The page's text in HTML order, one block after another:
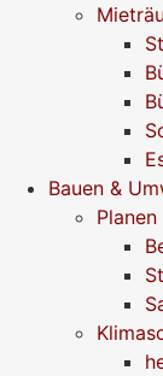
Bauen &
Planen